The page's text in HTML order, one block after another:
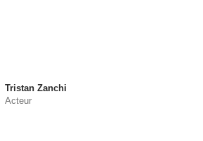
Tristan Zanchi
Acteur